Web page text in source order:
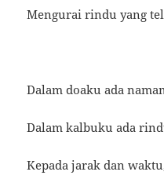
Mengurai rindu yang
Dalam doaku ada
Dalam kalbuku ada
Kepada jarak dan